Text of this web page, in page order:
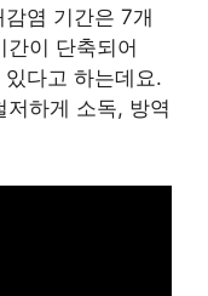
염 기간은 7개
이 단축되어
다고 하는데요.
하게 소독, 방역